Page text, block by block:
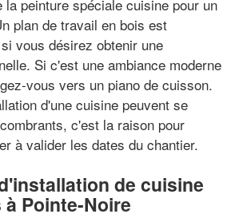
la peinture spéciale cuisine pour un
plan de travail en bois est
vous désirez obtenir une
Si c'est une ambiance moderne
vous vers un piano de cuisson.
d'une cuisine peuvent se
c'est la raison pour
à valider les dates du chantier.
de cuisine
Pointe-Noire